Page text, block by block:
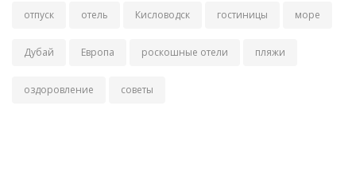
отпуск отель Кисловодск гостиницы море
Дубай Европа роскошные отели пляжи
оздоровление советы